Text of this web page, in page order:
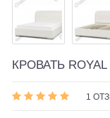
КРОВАТЬ
1